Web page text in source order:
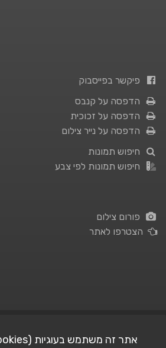
פיקשר בפייסבוק
הדפסה על קנבס
הדפסה על זכוכית
הדפסה על נייר צילום
חיפוש תמונות
חיפוש תמונות לפי צבע
פורום צילום
הצטרפו לאתר